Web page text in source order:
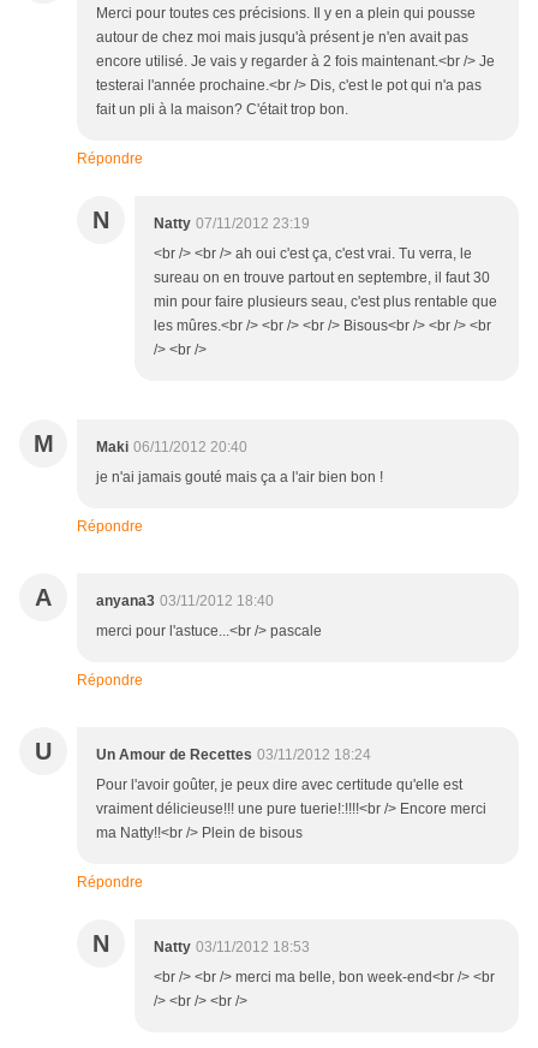
Merci pour toutes ces précisions. Il y en a plein qui pousse
autour de chez moi mais jusqu'à présent je n'en avait pas
encore utilisé. Je vais y regarder à 2 fois maintenant.<br /> Je
testerai l'année prochaine.<br /> Dis, c'est le pot qui n'a pas
fait un pli à la maison? C'était trop bon.
Répondre
N Natty 07/11/2012 23:19
<br /> <br /> ah oui c'est ça, c'est vrai. Tu verra, le
sureau on en trouve partout en septembre, il faut 30
min pour faire plusieurs seau, c'est plus rentable que
les mûres.<br /> <br /> <br /> Bisous<br /> <br /> <br
/> <br />
M Maki 06/11/2012 20:40
je n'ai jamais gouté mais ça a l'air bien bon !
Répondre
A anyana3 03/11/2012 18:40
merci pour l'astuce...<br /> pascale
Répondre
U Un Amour de Recettes 03/11/2012 18:24
Pour l'avoir goûter, je peux dire avec certitude qu'elle est
vraiment délicieuse!!! une pure tuerie!:!!!!<br /> Encore merci
ma Natty!!<br /> Plein de bisous
Répondre
N Natty 03/11/2012 18:53
<br /> <br /> merci ma belle, bon week-end<br /> <br
/> <br /> <br />